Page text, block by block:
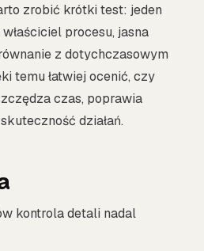
zrobić krótki test: jeden
procesu, jasna
z dotychczasowym
temu łatwiej ocenić, czy
czas, poprawia
działań.
kontrola detali nadal